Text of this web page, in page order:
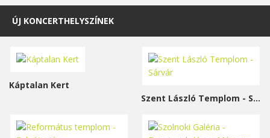
ÚJ KONCERTHELYSZÍNEK
Káptalan Kert
Szent László Templom - Sárvár